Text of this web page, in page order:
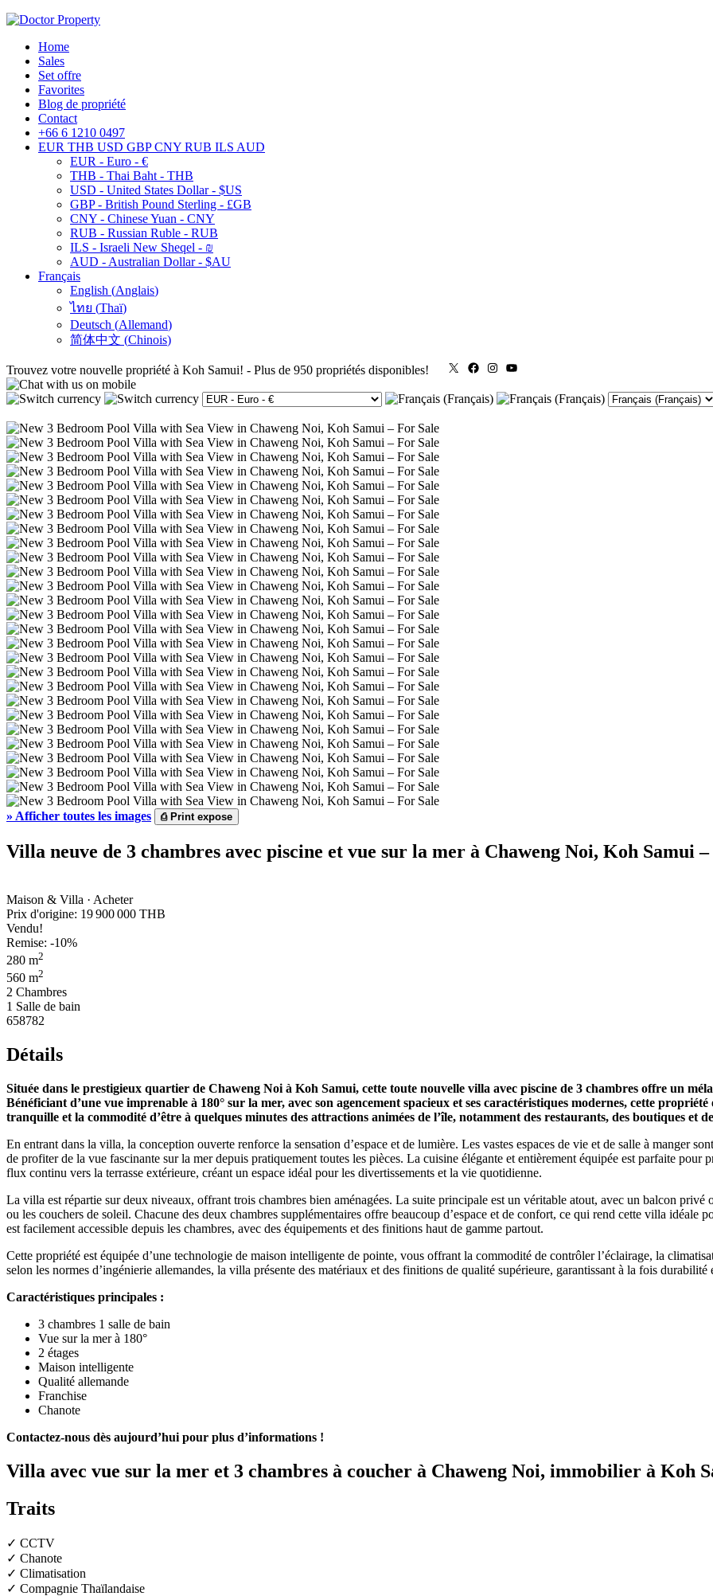
Home
Sales
Set offre
Favorites
Blog de propriété
Contact
+66 6 1210 0497
EUR THB USD GBP CNY RUB ILS AUD
EUR - Euro - €
THB - Thai Baht - THB
USD - United States Dollar - $US
GBP - British Pound Sterling - £GB
CNY - Chinese Yuan - CNY
RUB - Russian Ruble - RUB
ILS - Israeli New Sheqel - ₪
AUD - Australian Dollar - $AU
Français
English (Anglais)
ไทย (Thaï)
Deutsch (Allemand)
简体中文 (Chinois)
Trouvez votre nouvelle propriété à Koh Samui! - Plus de 950 propriétés disponibles! X FacebookInstagram
» Afficher toutes les images ⎙Print expose
Villa neuve de 3 chambres avec piscine et vue sur la mer à Chaweng Noi, Koh Samui
Maison & Villa · Acheter
Prix d'origine: 19 900 000 THB
Vendu!
Remise: -10%
280 m2
560 m2
2 Chambres
1 Salle de bain
658782
Détails
Située dans le prestigieux quartier de Chaweng Noi à Koh Samui, cette toute nouvelle villa avec piscine de 3 chambres offre un
Bénéficiant d’une vue imprenable à 180° sur la mer, avec son agencement spacieux et ses caractéristiques modernes, cette
tranquille et la commodité d’être à quelques minutes des attractions animées de l’île, notamment des restaurants, des boutiques et
En entrant dans la villa, la conception ouverte renforce la sensation d’espace et de lumière. Les vastes espaces de vie et de salle à manger
de profiter de la vue fascinante sur la mer depuis pratiquement toutes les pièces. La cuisine élégante et entièrement équipée est parfaite pour
flux continu vers la terrasse extérieure, créant un espace idéal pour les divertissements et la vie quotidienne.
La villa est répartie sur deux niveaux, offrant trois chambres bien aménagées. La suite principale est un véritable atout, avec un balcon
ou les couchers de soleil. Chacune des deux chambres supplémentaires offre beaucoup d’espace et de confort, ce qui rend cette villa idéale
est facilement accessible depuis les chambres, avec des équipements et des finitions haut de gamme partout.
Cette propriété est équipée d’une technologie de maison intelligente de pointe, vous offrant la commodité de contrôler l’éclairage, la
selon les normes d’ingénierie allemandes, la villa présente des matériaux et des finitions de qualité supérieure, garantissant à la fois durabilité
Caractéristiques principales :
3 chambres 1 salle de bain
Vue sur la mer à 180°
2 étages
Maison intelligente
Qualité allemande
Franchise
Chanote
Contactez-nous dès aujourd’hui pour plus d’informations !
Villa avec vue sur la mer et 3 chambres à coucher à Chaweng Noi, immobilier à Koh
Traits
✓ CCTV
✓ Chanote
✓ Climatisation
✓ Compagnie Thaïlandaise